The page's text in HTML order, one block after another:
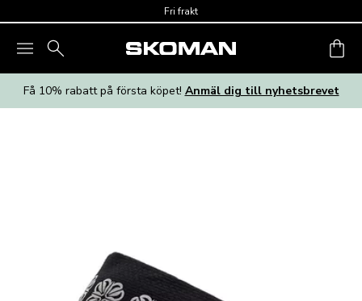
Fri frakt
Få 10% rabatt på första köpet! Anmäl dig till nyhetsbrevet